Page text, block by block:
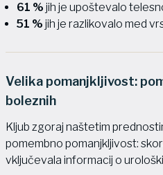
61 % jih je upoštevalo
51 % jih je razlikovalo med
Velika pomanjkljivost:
boleznih
Kljub zgoraj naštetim
pomembno pomanjkljivost:
vključevala informacij o